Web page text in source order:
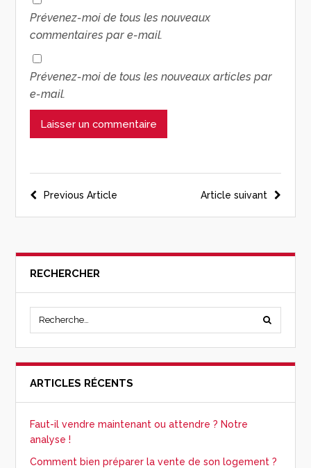
Prévenez-moi de tous les nouveaux
commentaires par e-mail.
Prévenez-moi de tous les nouveaux articles par
e-mail.
Article suivant
Previous Article
RECHERCHER
ARTICLES RÉCENTS
Faut-il vendre maintenant ou attendre ? Notre
analyse !
Comment bien préparer la vente de son logement ?